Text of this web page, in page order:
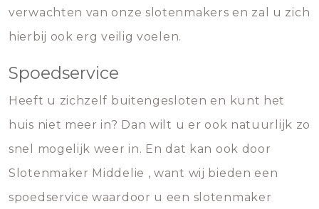
verwachten van onze slotenmakers en zal u zich
hierbij ook erg veilig voelen.
Spoedservice
Heeft u zichzelf buitengesloten en kunt het
huis niet meer in? Dan wilt u er ook natuurlijk zo
snel mogelijk weer in. En dat kan ook door
Slotenmaker Middelie , want wij bieden een
spoedservice waardoor u een slotenmaker